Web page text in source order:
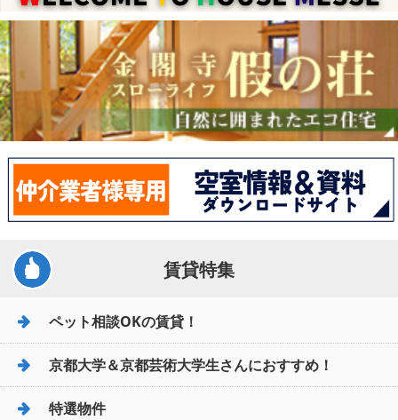
賃貸特集
ペット相談OKの賃貸！
京都大学＆京都芸術大学生さんにおすすめ！
特選物件